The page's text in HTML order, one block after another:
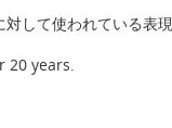
して使われている表現
years.